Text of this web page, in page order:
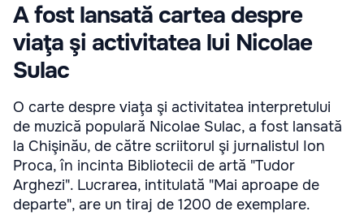
A fost lansată cartea despre
viaţa şi activitatea lui Nicolae
Sulac
O carte despre viaţa şi activitatea interpretului
de muzică populară Nicolae Sulac, a fost lansată
la Chişinău, de către scriitorul şi jurnalistul Ion
Proca, în incinta Bibliotecii de artă "Tudor
Arghezi". Lucrarea, intitulată "Mai aproape de
departe", are un tiraj de 1200 de exemplare.